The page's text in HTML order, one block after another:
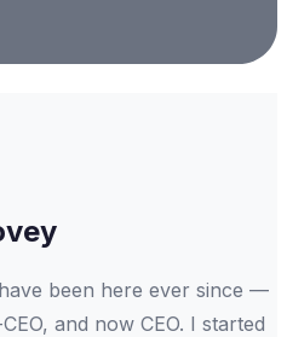
been here ever since —
and now CEO. I started